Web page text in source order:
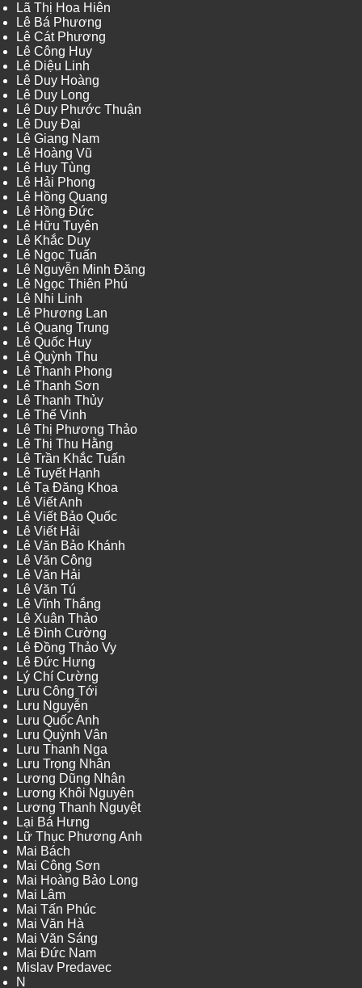
Lã Thị Hoa Hiên
Lê Bá Phương
Lê Cát Phương
Lê Công Huy
Lê Diệu Linh
Lê Duy Hoàng
Lê Duy Long
Lê Duy Phước Thuận
Lê Duy Đại
Lê Giang Nam
Lê Hoàng Vũ
Lê Huy Tùng
Lê Hải Phong
Lê Hồng Quang
Lê Hồng Đức
Lê Hữu Tuyên
Lê Khắc Duy
Lê Ngọc Tuấn
Lê Nguyễn Minh Đăng
Lê Ngọc Thiên Phú
Lê Nhi Linh
Lê Phương Lan
Lê Quang Trung
Lê Quốc Huy
Lê Quỳnh Thu
Lê Thanh Phong
Lê Thanh Sơn
Lê Thanh Thủy
Lê Thế Vinh
Lê Thị Phương Thảo
Lê Thị Thu Hằng
Lê Trần Khắc Tuấn
Lê Tuyết Hạnh
Lê Tạ Đăng Khoa
Lê Viết Anh
Lê Viết Bảo Quốc
Lê Viết Hải
Lê Văn Bảo Khánh
Lê Văn Công
Lê Văn Hải
Lê Văn Tú
Lê Vĩnh Thắng
Lê Xuân Thảo
Lê Đình Cường
Lê Đồng Thảo Vy
Lê Đức Hưng
Lý Chí Cường
Lưu Công Tới
Lưu Nguyễn
Lưu Quốc Anh
Lưu Quỳnh Vân
Lưu Thanh Nga
Lưu Trọng Nhân
Lương Dũng Nhân
Lương Khôi Nguyên
Lương Thanh Nguyệt
Lại Bá Hưng
Lữ Thục Phương Anh
Mai Bách
Mai Công Sơn
Mai Hoàng Bảo Long
Mai Lâm
Mai Tấn Phúc
Mai Văn Hà
Mai Văn Sáng
Mai Đức Nam
Mislav Predavec
N